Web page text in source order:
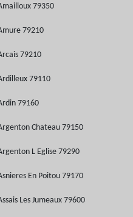
79350
79210
79210
79110
79160
Chateau 79150
L Eglise 79290
En Poitou 79170
Les Jumeaux 79600